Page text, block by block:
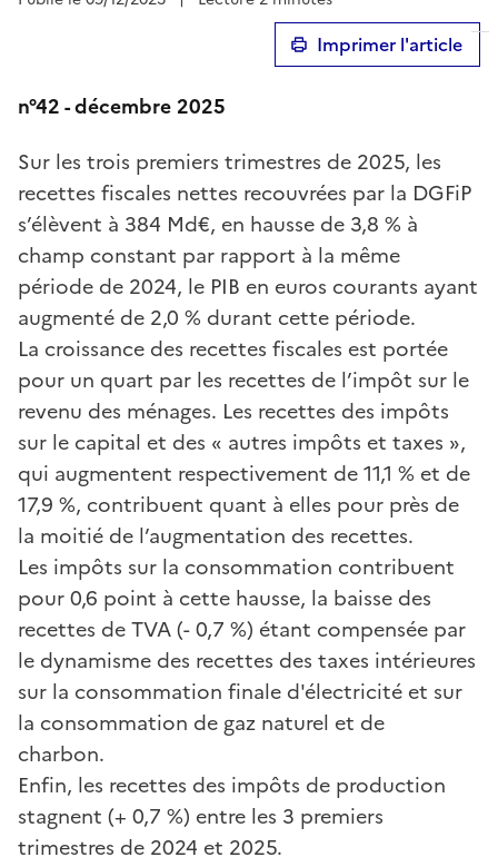
Imprimer l'article
n°42 - décembre 2025
Sur les trois premiers trimestres de 2025, les
recettes fiscales nettes recouvrées par la DGFiP
s’élèvent à 384 Md€, en hausse de 3,8 % à
champ constant par rapport à la même
période de 2024, le PIB en euros courants ayant
augmenté de 2,0 % durant cette période.
La croissance des recettes fiscales est portée
pour un quart par les recettes de l’impôt sur le
revenu des ménages. Les recettes des impôts
sur le capital et des « autres impôts et taxes »,
qui augmentent respectivement de 11,1 % et de
17,9 %, contribuent quant à elles pour près de
la moitié de l’augmentation des recettes.
Les impôts sur la consommation contribuent
pour 0,6 point à cette hausse, la baisse des
recettes de TVA (- 0,7 %) étant compensée par
le dynamisme des recettes des taxes intérieures
sur la consommation finale d'électricité et sur
la consommation de gaz naturel et de
charbon.
Enfin, les recettes des impôts de production
stagnent (+ 0,7 %) entre les 3 premiers
trimestres de 2024 et 2025.